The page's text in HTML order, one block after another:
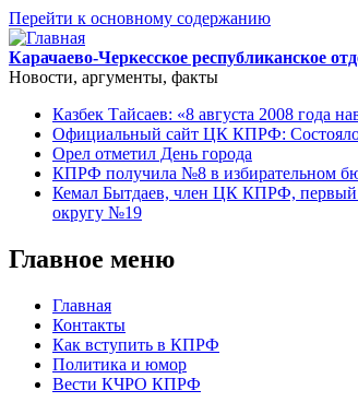
Перейти к основному содержанию
Карачаево-Черкесское республиканское
Новости, аргументы, факты
Казбек Тайсаев: «8 августа 2008 года
Официальный сайт ЦК КПРФ:
Орел отметил День города
КПРФ получила №8 в избирательном
Кемал Бытдаев, член ЦК КПРФ, первый
округу №19
Главное меню
Главная
Контакты
Как вступить в КПРФ
Политика и юмор
Вести КЧРО КПРФ